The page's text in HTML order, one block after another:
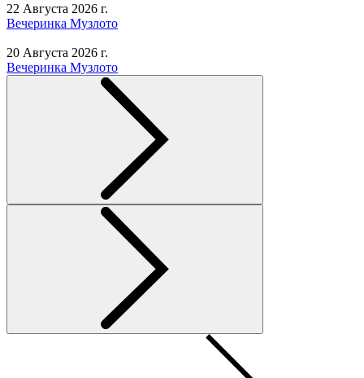
22 Августа 2026 г.
Вечеринка Музлото
20 Августа 2026 г.
Вечеринка Музлото